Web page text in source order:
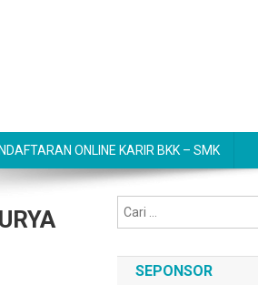
ONLINE KARIR BKK – SMK
SEPONSOR